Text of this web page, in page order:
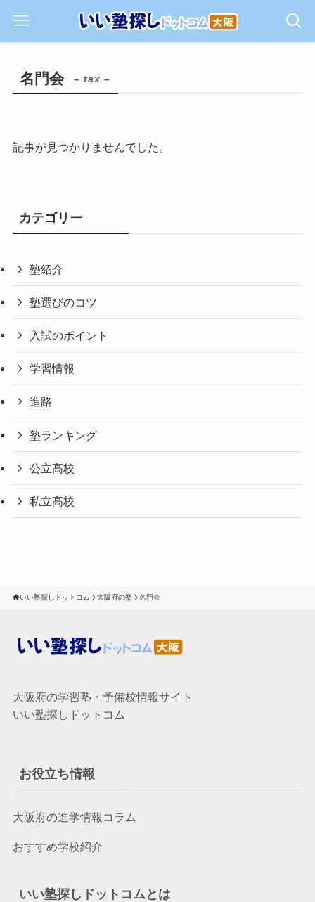
名門会 – tax –
記事が見つかりませんでした。
カテゴリー
塾紹介
塾選びのコツ
入試のポイント
学習情報
進路
塾ランキング
公立高校
私立高校
いい塾探しドットコム 大阪府の塾 名門会
大阪府の学習塾・予備校情報サイト
いい塾探しドットコム
お役立ち情報
大阪府の進学情報コラム
おすすめ学校紹介
いい塾探しドットコムとは